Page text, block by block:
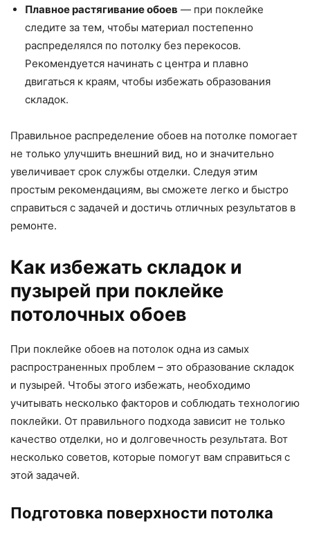
Плавное растягивание обоев — при поклейке
следите за тем, чтобы материал постепенно
распределялся по потолку без перекосов.
Рекомендуется начинать с центра и плавно
двигаться к краям, чтобы избежать образования
складок.
Правильное распределение обоев на потолке помогает
не только улучшить внешний вид, но и значительно
увеличивает срок службы отделки. Следуя этим
простым рекомендациям, вы сможете легко и быстро
справиться с задачей и достичь отличных результатов в
ремонте.
Как избежать складок и
пузырей при поклейке
потолочных обоев
При поклейке обоев на потолок одна из самых
распространенных проблем – это образование складок
и пузырей. Чтобы этого избежать, необходимо
учитывать несколько факторов и соблюдать технологию
поклейки. От правильного подхода зависит не только
качество отделки, но и долговечность результата. Вот
несколько советов, которые помогут вам справиться с
этой задачей.
Подготовка поверхности потолка